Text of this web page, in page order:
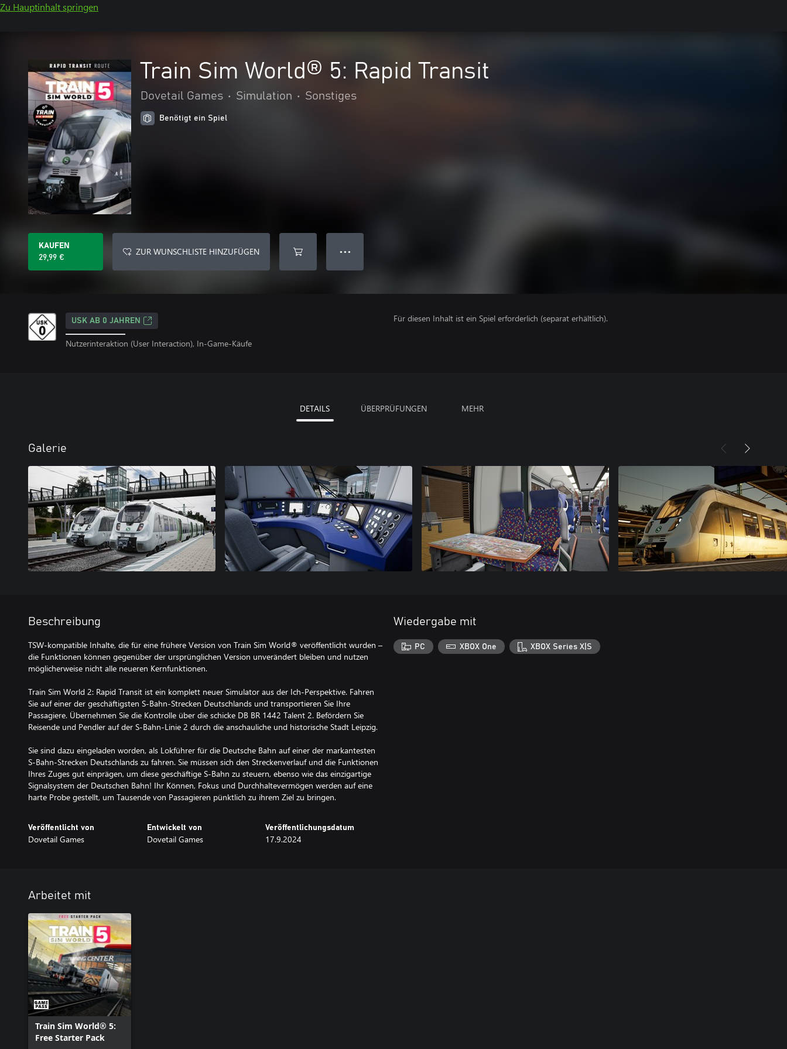
Zu Hauptinhalt springen
Train Sim World® 5: Rapid Transit
Dovetail Games • Simulation • Sonstiges
Benötigt ein Spiel
KAUFEN
29,99 €
ZUR WUNSCHLISTE HINZUFÜGEN ● ● ●
USK AB 0 JAHREN
Nutzerinteraktion (User Interaction), In-Game-Käufe
Für diesen Inhalt ist ein Spiel erforderlich (separat erhältlich).
DETAILS ÜBERPRÜFUNGEN MEHR
Galerie
Beschreibung
TSW-kompatible Inhalte, die für eine frühere Version von Train Sim World® veröffentlicht wurden –
die Funktionen können gegenüber der ursprünglichen Version unverändert bleiben und nutzen
möglicherweise nicht alle neueren Kernfunktionen.
Train Sim World 2: Rapid Transit ist ein komplett neuer Simulator aus der Ich-Perspektive. Fahren
Sie auf einer der geschäftigsten S-Bahn-Strecken Deutschlands und transportieren Sie Ihre
Passagiere. Übernehmen Sie die Kontrolle über die schicke DB BR 1442 Talent 2. Befördern Sie
Reisende und Pendler auf der S-Bahn-Linie 2 durch die anschauliche und historische Stadt Leipzig.
Sie sind dazu eingeladen worden, als Lokführer für die Deutsche Bahn auf einer der markantesten
S-Bahn-Strecken Deutschlands zu fahren. Sie müssen sich den Streckenverlauf und die Funktionen
Ihres Zuges gut einprägen, um diese geschäftige S-Bahn zu steuern, ebenso wie das einzigartige
Signalsystem der Deutschen Bahn! Ihr Können, Fokus und Durchhaltevermögen werden auf eine
harte Probe gestellt, um Tausende von Passagieren pünktlich zu ihrem Ziel zu bringen.
Veröffentlicht von
Dovetail Games
Entwickelt von
Dovetail Games
Veröffentlichungsdatum
17.9.2024
Wiedergabe mit
PC XBOX One XBOX Series X|S
Arbeitet mit
Train Sim World® 5:
Free Starter Pack